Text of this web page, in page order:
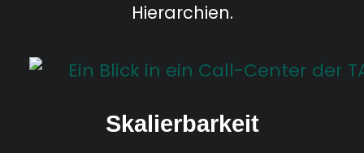
Hierarchien.
Skalierbarkeit